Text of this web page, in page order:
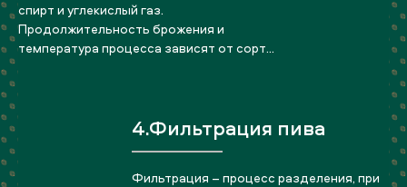
спирт и углекислый газ.
Продолжительность брожения и
температура процесса зависят от сорта
Цель дозревания — улучшение
органолептических свойств напитка
4.Фильтрация пива
Фильтрация – процесс разделения, при